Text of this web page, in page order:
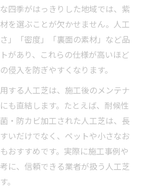
四季がはっきりした地域では、紫
を選ぶことが欠かせません。人工
」「密度」「裏面の素材」など品
があり、これらの仕様が高いほど
侵入を防ぎやすくなります。
する人工芝は、施工後のメンテナ
も直結します。たとえば、耐候性
・防カビ加工された人工芝は、長
いだけでなく、ペットや小さなお
おすすめです。実際に施工事例や
に、信頼できる業者が扱う人工芝
。